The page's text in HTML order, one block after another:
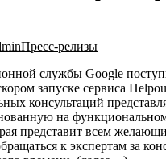
Пресс-релизы
службы Google
запуске сервиса
консультаций
на
представит всем
к экспертам за